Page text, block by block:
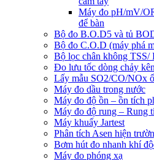
Máy đo pH/mV/
để bàn
Bộ đo B.O.D5 và tủ
Bộ đo C.O.D (máy phá
Bộ lọc chân không TSS/
Đo lưu tốc dòng chảy
Lấy mẫu SO2/CO/NOx
Máy đo dầu trong nước
Máy đo độ ồn – ồn tích
Máy đo độ rung – Rung
Máy khuấy Jartest
Phân tích Asen hiện
Bơm hút đo nhanh khí
Máy đo phóng xạ